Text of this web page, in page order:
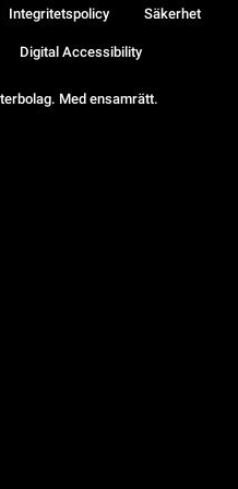
Med ensamrätt.
Integritetspolicy Säkerhet
Digital Accessibility